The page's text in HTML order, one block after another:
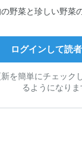
野菜と珍しい野菜
ログインして読
を簡単にチェック
るようになりま